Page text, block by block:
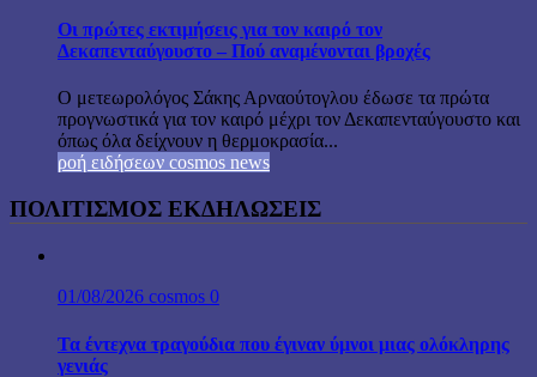
Οι πρώτες εκτιμήσεις για τον καιρό τον
Δεκαπενταύγουστο – Πού αναμένονται βροχές
Ο μετεωρολόγος Σάκης Αρναούτογλου έδωσε τα πρώτα
προγνωστικά για τον καιρό μέχρι τον Δεκαπενταύγουστο και
όπως όλα δείχνουν η θερμοκρασία...
ροή ειδήσεων cosmos news
ΠΟΛΙΤΙΣΜΟΣ ΕΚΔΗΛΩΣΕΙΣ
01/08/2026 cosmos 0
Τα έντεχνα τραγούδια που έγιναν ύμνοι μιας ολόκληρης
γενιάς